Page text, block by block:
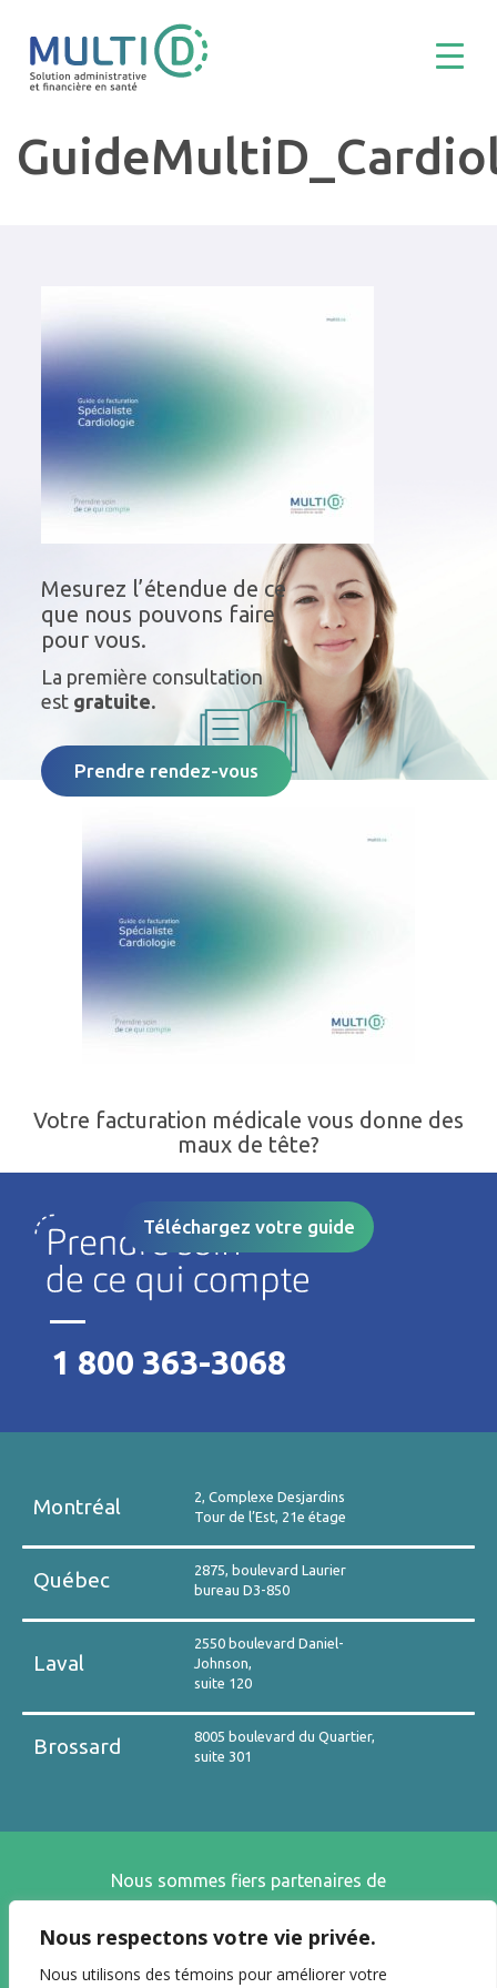
Nous respectons votre vie privée.
Nous utilisons des témoins pour améliorer votre
Mesurez l’étendue de ce
que nous pouvons faire
pour vous.
La première consultation
est gratuite.
Prendre rendez-vous
Votre facturation médicale vous donne des
maux de tête?
Téléchargez votre guide
1 800 363-3068
Montréal
2, Complexe Desjardins
Tour de l’Est, 21e étage
Québec
2875, boulevard Laurier
bureau D3-850
Laval
2550 boulevard Daniel-
Johnson,
suite 120
Brossard
8005 boulevard du Quartier,
suite 301
Nous sommes fiers partenaires de